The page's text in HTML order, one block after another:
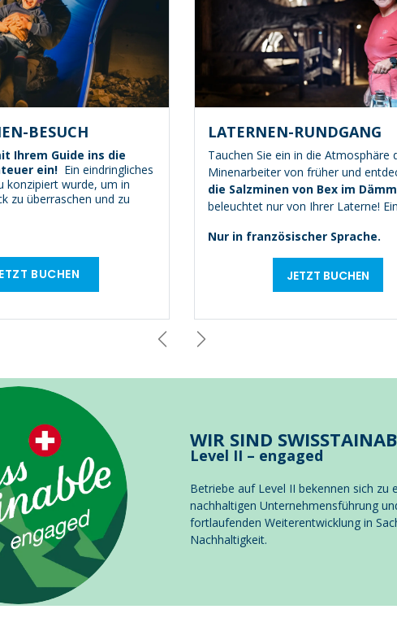
BESUCH
Ihrem Guide ins die
ein! Ein eindringliches
konzipiert wurde, um in
zu überraschen und zu
T​​ZT BUCHEN
LATERNEN-RUNDGANG
Tauchen Sie ein in die Atmosphäre
Minenarbeiter von früher und
die Salzminen von Bex im
beleuchtet nur von Ihrer Laterne!
Nur in französischer Sprache.
JETZT BUC​​HEN
Zurück Weiter
WIR SIND
Level II – engaged
Betriebe auf Level II bekennen sich zu
nachhaltigen Unternehmensführung
fortlaufenden Weiterentwicklung in
Nachhaltigkeit.